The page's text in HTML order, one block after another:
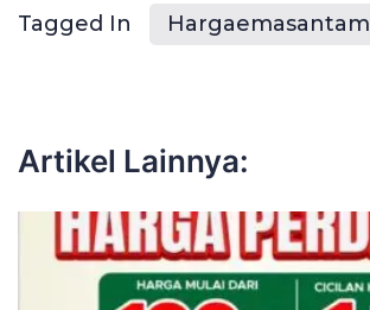
Tagged In Hargaemasantam
Artikel Lainnya: